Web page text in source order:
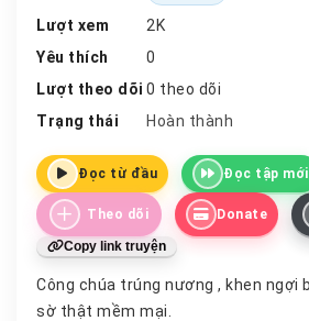
Lượt xem
2K
Yêu thích
0
Lượt theo dõi 0 theo dõi
Trạng thái
Hoàn thành
Đọc từ đầu Đọc tập mới
Theo dõi Donate
Copy link truyện
Công chúa trúng nương , khen ngợi bà da trắng eo thon,
sờ thật mềm mại.